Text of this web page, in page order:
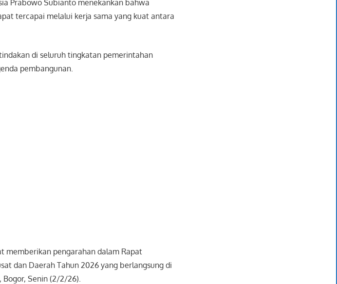
Prabowo Subianto menekankan bahwa
tercapai melalui kerja sama yang kuat antara
di seluruh tingkatan pemerintahan
pembangunan.
memberikan pengarahan dalam Rapat
dan Daerah Tahun 2026 yang berlangsung di
Senin (2/2/26).